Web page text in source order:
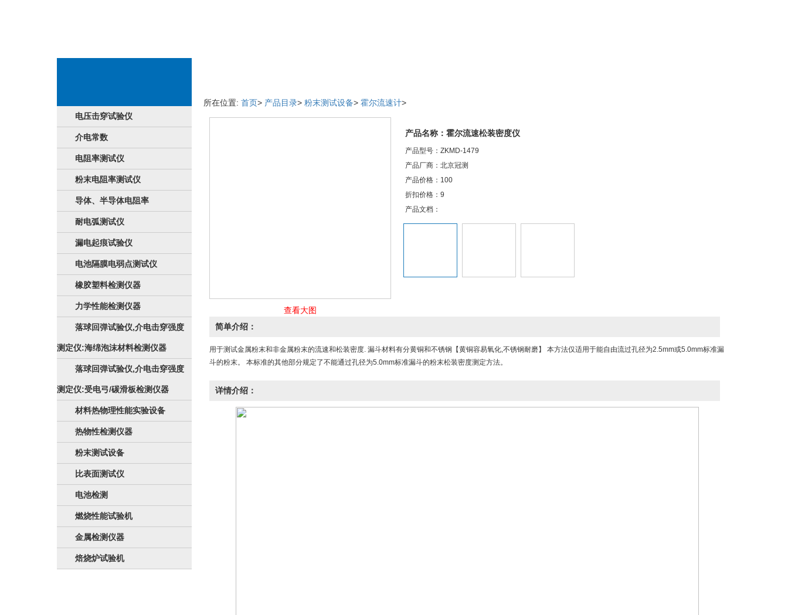
电压击穿试验仪
介电常数
电阻率测试仪
粉末电阻率测试仪
导体、半导体电阻率
耐电弧测试仪
漏电起痕试验仪
电池隔膜电弱点测试仪
橡胶塑料检测仪器
力学性能检测仪器
落球回弹试验仪,介电击穿强度
测定仪:海绵泡沫材料检测仪器
落球回弹试验仪,介电击穿强度
测定仪:受电弓/碳滑板检测仪器
材料热物理性能实验设备
热物性检测仪器
粉末测试设备
比表面测试仪
电池检测
燃烧性能试验机
金属检测仪器
焙烧炉试验机
所在位置: 首页> 产品目录> 粉末测试设备> 霍尔流速计>
查看大图
产品名称：霍尔流速松装密度仪
产品型号：ZKMD-1479
产品厂商：北京冠测
产品价格：100
折扣价格：9
产品文档：
简单介绍：
用于测试金属粉末和非金属粉末的流速和松装密度. 漏斗材料有分黄铜和不锈钢【黄铜容易氧化,不锈钢耐磨】 本方法仅适用于能自由流过孔径为2.5mm或5.0mm标准漏
斗的粉末。 本标准的其他部分规定了不能通过孔径为5.0mm标准漏斗的粉末松装密度测定方法。
详情介绍：